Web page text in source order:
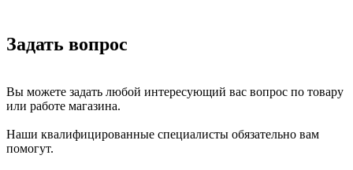
Задать вопрос
Вы можете задать любой интересующий вас вопрос по товару
или работе магазина.
Наши квалифицированные специалисты обязательно вам
помогут.